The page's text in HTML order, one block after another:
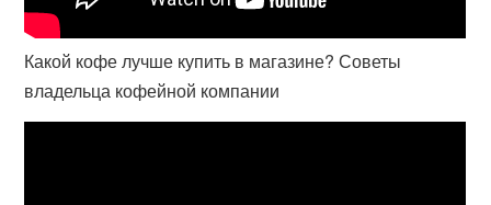
Какой кофе лучше купить в магазине? Советы
владельца кофейной компании